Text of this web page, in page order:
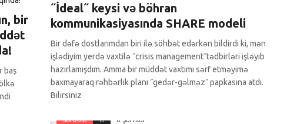
bir
baş
˝İdeal˝ keysi və böhran
kommunikasiyasında SHARE modeli
Bir dəfə dostlarımdan biri ilə söhbət edərkən bildirdi ki, mən
işlədiyim yerdə vaxtilə ˝crisis management˝tədbirləri işləyib
hazırlamışdım. Amma bir müddət vaxtımı sərf etməyimə
baxmayaraq rəhbərlik planı ˝gedər-gəlməz˝ papkasına atdı.
Bilirsiniz
Sərbəst 0 Şərhlər